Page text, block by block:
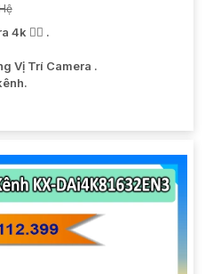
4k 👍🏾 .
Vị Trí Camera .